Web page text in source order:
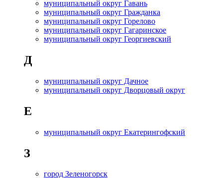
муниципальный округ Гавань
муниципальный округ Гражданка
муниципальный округ Горелово
муниципальный округ Гагаринское
муниципальный округ Георгиевский
Д
муниципальный округ Дачное
муниципальный округ Дворцовый округ
Е
муниципальный округ Екатерингофский
З
город Зеленогорск